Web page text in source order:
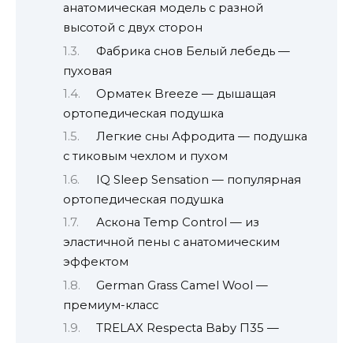
анатомическая модель с разной
высотой с двух сторон
Фабрика снов Белый лебедь —
пуховая
Орматек Breeze — дышащая
ортопедическая подушка
Легкие сны Афродита — подушка
с тиковым чехлом и пухом
IQ Sleep Sensation — популярная
ортопедическая подушка
Аскона Temp Control — из
эластичной пены с анатомическим
эффектом
German Grass Camel Wool —
премиум-класс
TRELAX Respecta Baby П35 —